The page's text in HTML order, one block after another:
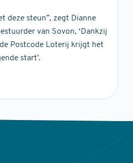
deze steun”, zegt Dianne
van Sovon, ‘Dankzij
Postcode Loterij krijgt het
start’.